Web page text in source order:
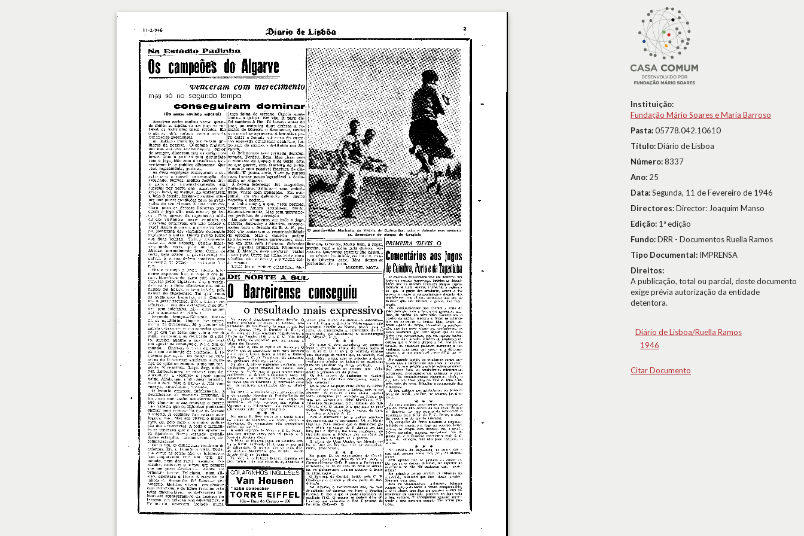
Instituição:
Fundação Mário Soares e Maria Barroso
Pasta:05778.042.10610
Título:Diário de Lisboa
Número:8337
Ano: 25
Data:Segunda, 11 de Fevereiro de 1946
Directores:Director: Joaquim Manso
Edição: 1ª edição
Fundo:DRR - Documentos Ruella Ramos
Tipo Documental: IMPRENSA
Direitos:
A publicação, total ou parcial, deste documento
exige prévia autorização da entidade
detentora.
Diário de Lisboa/Ruella Ramos
1946
Citar Documento